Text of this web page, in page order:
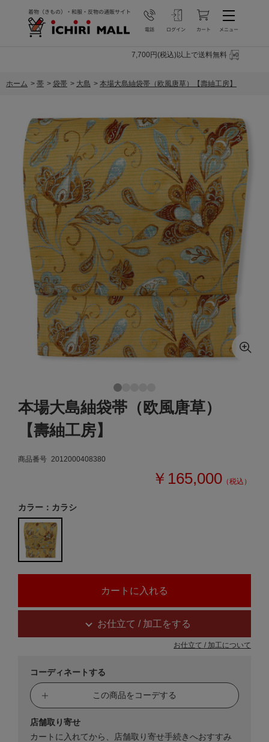
7,700円(税込)以上で送料無料
ホーム > 帯 > 袋帯 > 大島 > 本場大島紬袋帯（欧風唐草）【壽紬工房】
本場大島紬袋帯（欧風唐草）
【壽紬工房】
商品番号 2012000408380
￥165,000 （税込）
カラー：カラシ
お仕立て / 加工をする
お仕立て / 加工について
コーディネートする
この商品をコーデする
店舗取り寄せ
カートに入れてから、店舗取り寄せ手続きへおすすみ